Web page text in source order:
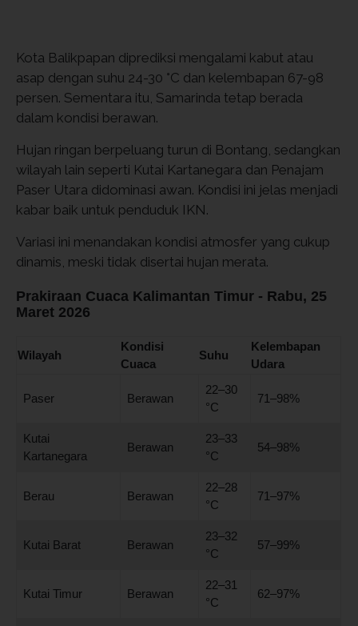
Kota Balikpapan diprediksi mengalami kabut atau
asap dengan suhu 24-30 °C dan kelembapan 67-98
persen. Sementara itu, Samarinda tetap berada
dalam kondisi berawan.
Hujan ringan berpeluang turun di Bontang, sedangkan
wilayah lain seperti Kutai Kartanegara dan Penajam
Paser Utara didominasi awan. Kondisi ini jelas menjadi
kabar baik untuk penduduk IKN.
Variasi ini menandakan kondisi atmosfer yang cukup
dinamis, meski tidak disertai hujan merata.
Prakiraan Cuaca Kalimantan Timur - Rabu, 25
Maret 2026
Wilayah
Kondisi
Cuaca
Suhu
Kelembapan
Udara
Paser Berawan
22–30
°C
71–98%
Kutai
Kartanegara
Berawan
23–33
°C
54–98%
Berau Berawan
22–28
°C
71–97%
Kutai Barat Berawan
23–32
°C
57–99%
Kutai Timur Berawan
22–31
°C
62–97%